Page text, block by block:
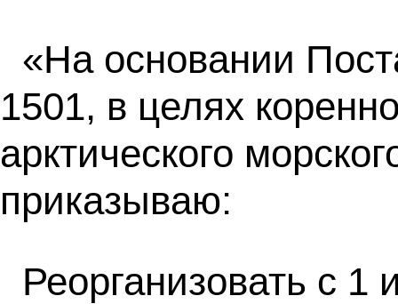
«На основании
1501, в целях
арктического
приказываю:
Реорганизовать с